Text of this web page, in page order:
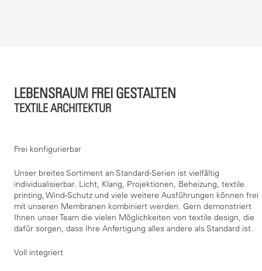
LEBENSRAUM FREI GESTALTEN
TEXTILE ARCHITEKTUR
Frei konfigurierbar
Unser breites Sortiment an Standard-Serien ist vielfältig
individualisierbar. Licht, Klang, Projektionen, Beheizung, textile
printing, Wind-Schutz und viele weitere Ausführungen können frei
mit unseren Membranen kombiniert werden. Gern demonstriert
Ihnen unser Team die vielen Möglichkeiten von textile design, die
dafür sorgen, dass Ihre Anfertigung alles andere als Standard ist.
Voll integriert